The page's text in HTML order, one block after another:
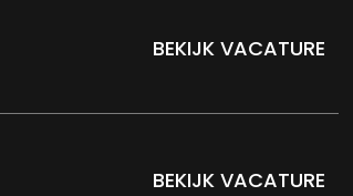
BEKIJK VACATURE
BEKIJK VACATURE